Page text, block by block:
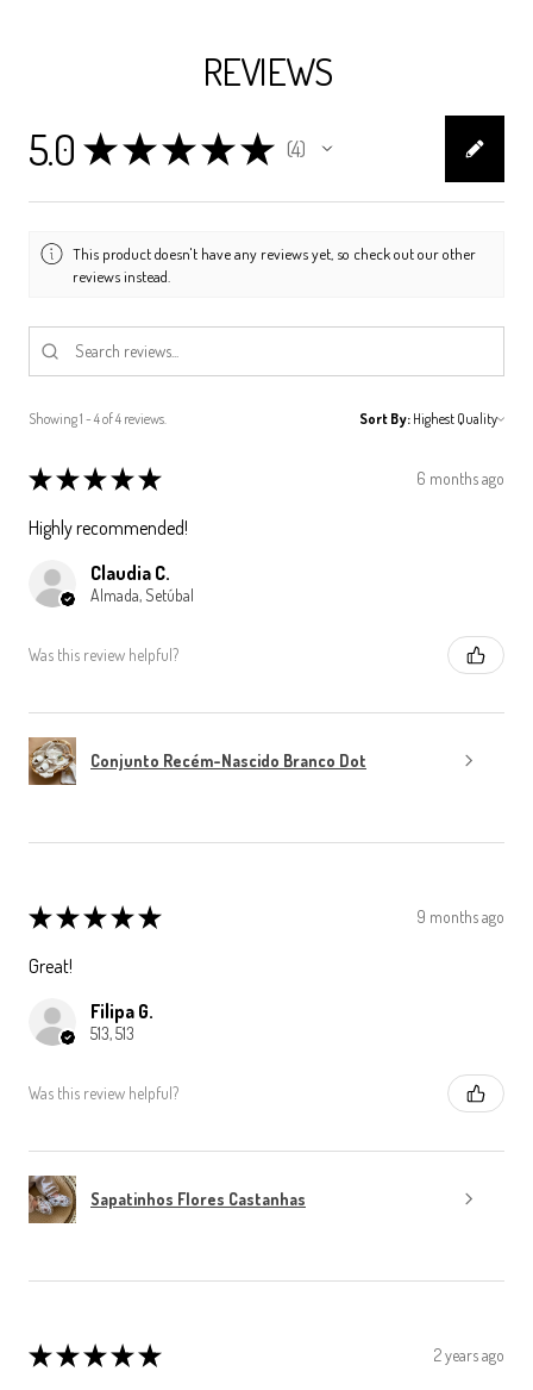
REVIEWS
5.0 ★★★★★ 4
4
This product doesn't have any reviews yet, so check out our other
reviews instead.
Showing 1 - 4 of 4 reviews. Sort By:
★★★★★ 6 months ago
Highly recommended!
Claudia C.
Almada, Setúbal
Was this review helpful?
Conjunto Recém-Nascido Branco Dot
★★★★★ 9 months ago
Great!
Filipa G.
513, 513
Was this review helpful?
Sapatinhos Flores Castanhas
★★★★★ 2 years ago